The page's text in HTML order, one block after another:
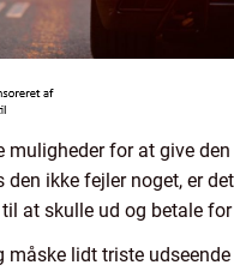
muligheder for at give
den ikke fejler noget, er
at skulle ud og betale for
måske lidt triste